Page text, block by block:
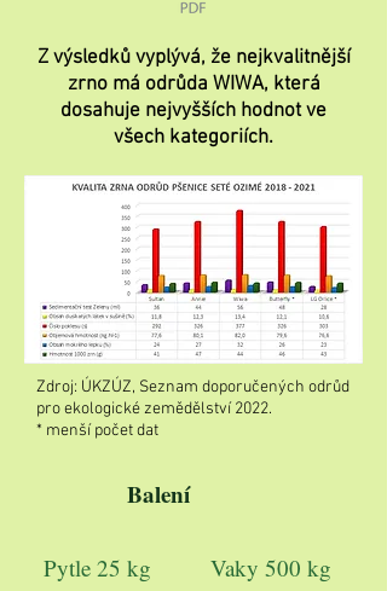
Z výsledků vyplývá, že nejkvalitnější
zrno má odrůda WIWA, která
dosahuje nejvyšších hodnot ve
všech kategoriích.
Zdroj: ÚKZÚZ, Seznam doporučených odrůd
pro ekologické zemědělství 2022.
* menší počet dat
Balení
Pytle 25 kg Vaky 500 kg